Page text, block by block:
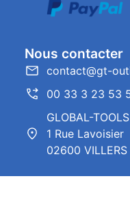
Nous contacter
contact@gt-
00 33 3 23 53
GLOBAL-TOOLS
1 Rue Lavoisier
02600 VILLERS